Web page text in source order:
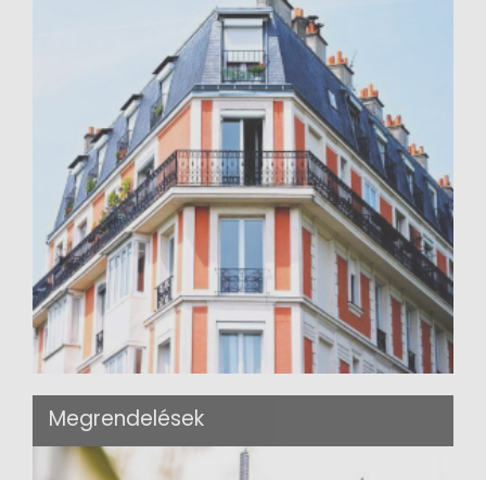
Megrendelések